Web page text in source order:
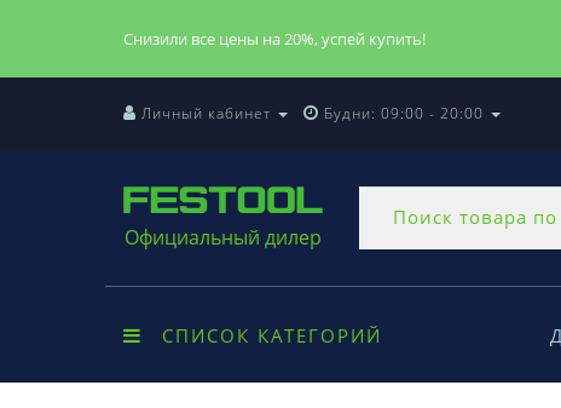
Снизили все цены на 20%, успей купить!
Личный кабинет Будни: 09:00 - 20:00
Официальный дилер
СПИСОК КАТЕГОРИЙ